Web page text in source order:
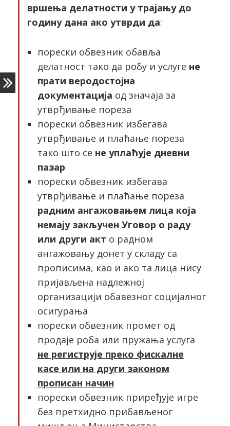
вршења делатности у трајању до
годину дана ако утврди да:
порески обвезник обавља
делатност тако да робу и услуге не
прати веродостојна
документација од значаја за
утврђивање пореза
порески обвезник избегава
утврђивање и плаћање пореза
тако што се не уплаћује дневни
пазар
порески обвезник избегава
утврђивање и плаћање пореза
радним ангажовањем лица која
немају закључен Уговор о раду
или други акт о радном
ангажовању донет у складу са
прописима, као и ако та лица нису
пријављена надлежној
организацији обавезног социјалног
осигурања
порески обвезник промет од
продаје роба или пружања услуга
не региструје преко фискалне
касе или на други законом
прописан начин
порески обвезник приређује игре
без претхидно прибављеног